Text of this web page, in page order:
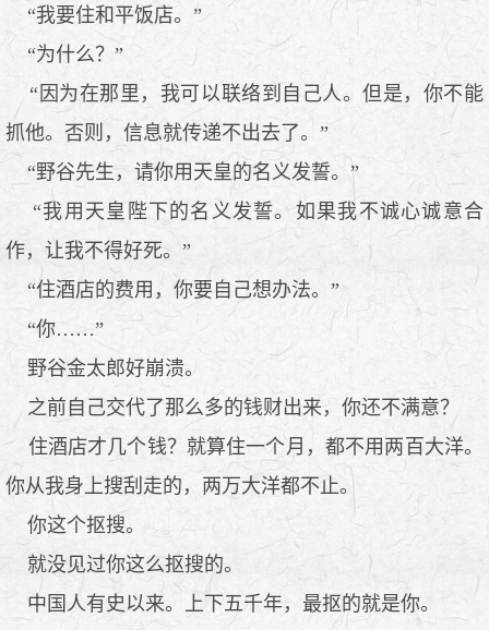
“我要住和平饭店。”
“为什么？”
“因为在那里，我可以联络到自己人。但是，你不能
抓他。否则，信息就传递不出去了。”
“野谷先生，请你用天皇的名义发誓。”
“我用天皇陛下的名义发誓。如果我不诚心诚意合
作，让我不得好死。”
“住酒店的费用，你要自己想办法。”
“你……”
野谷金太郎好崩溃。
之前自己交代了那么多的钱财出来，你还不满意？
住酒店才几个钱？就算住一个月，都不用两百大洋。
你从我身上搜刮走的，两万大洋都不止。
你这个抠搜。
就没见过你这么抠搜的。
中国人有史以来。上下五千年，最抠的就是你。